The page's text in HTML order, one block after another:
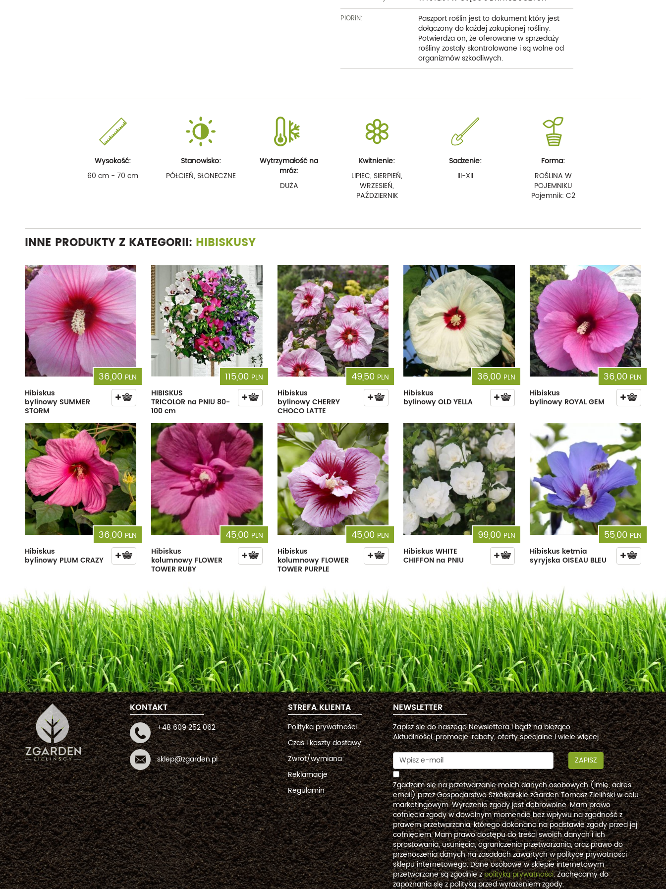
PIORiN:
Paszport roślin jest to dokument który jest
dołączony do każdej zakupionej rośliny.
Potwierdza on, że oferowane w sprzedaży
rośliny zostały skontrolowane i są wolne od
organizmów szkodliwych.
Wysokość:
60 cm - 70 cm
Stanowisko:
PÓŁCIEŃ, SŁONECZNE
Wytrzymałość na
mróz:
DUŻA
Kwitnienie:
LIPIEC, SIERPIEŃ,
WRZESIEŃ,
PAŹDZIERNIK
Sadzenie:
III-XII
Forma:
ROŚLINA W
POJEMNIKU
Pojemnik: C2
INNE PRODUKTY Z KATEGORII: HIBISKUSY
36,00 PLN
Hibiskus
bylinowy SUMMER
STORM
115,00 PLN
HIBISKUS
TRICOLOR na PNIU 80-
100 cm
49,50 PLN
Hibiskus
bylinowy CHERRY
CHOCO LATTE
36,00 PLN
Hibiskus
bylinowy OLD YELLA
36,00 PLN
Hibiskus
bylinowy ROYAL GEM
36,00 PLN
Hibiskus
bylinowy PLUM CRAZY
45,00 PLN
Hibiskus
kolumnowy FLOWER
TOWER RUBY
45,00 PLN
Hibiskus
kolumnowy FLOWER
TOWER PURPLE
99,00 PLN
Hibiskus WHITE
CHIFFON na PNIU
55,00 PLN
Hibiskus ketmia
syryjska OISEAU BLEU
KONTAKT
+48 609 252 062
sklep@zgarden.pl
STREFA KLIENTA
Polityka prywatności
Czas i koszty dostawy
Zwrot/wymiana
Reklamacje
Regulamin
NEWSLETTER
Zapisz się do naszego Newslettera i bądź na bieżąco.
Aktualności, promocje, rabaty, oferty specjalne i wiele więcej.
ZAPISZ
Zgadzam się na przetwarzanie moich danych osobowych (imię, adres
email) przez Gospodarstwo Szkółkarskie zGarden Tomasz Zieliński w celu
marketingowym. Wyrażenie zgody jest dobrowolne. Mam prawo
cofnięcia zgody w dowolnym momencie bez wpływu na zgodność z
prawem przetwarzania, którego dokonano na podstawie zgody przed jej
cofnięciem. Mam prawo dostępu do treści swoich danych i ich
sprostowania, usunięcia, ograniczenia przetwarzania, oraz prawo do
przenoszenia danych na zasadach zawartych w polityce prywatności
sklepu internetowego. Dane osobowe w sklepie internetowym
przetwarzane są zgodnie zpolityką prywatności. Zachęcamy do
zapoznania się z polityką przed wyrażeniem zgody.